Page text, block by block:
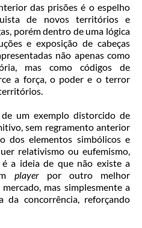
das prisões é o espelho
de novos territórios e
porém dentro de uma lógica
e exposição de cabeças
não apenas como
mas como códigos de
a força, o poder e o terror
um exemplo distorcido de
sem regramento anterior
dos elementos simbólicos e
relativismo ou eufemismo,
a ideia de que não existe a
player por outro melhor
mas simplesmente a
da concorrência, reforçando